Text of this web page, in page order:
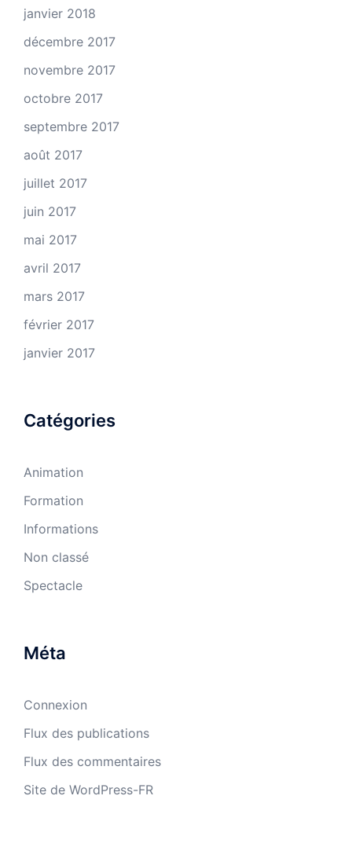
janvier 2018
décembre 2017
novembre 2017
octobre 2017
septembre 2017
août 2017
juillet 2017
juin 2017
mai 2017
avril 2017
mars 2017
février 2017
janvier 2017
Catégories
Animation
Formation
Informations
Non classé
Spectacle
Méta
Connexion
Flux des publications
Flux des commentaires
Site de WordPress-FR